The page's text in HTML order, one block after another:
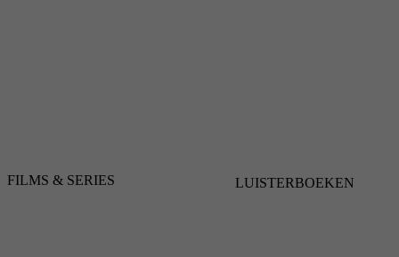
FILMS & SERIES LUISTERBOEKEN